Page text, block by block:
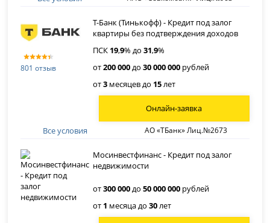
801 отзыв
Т-Банк (Тинькофф) - Кредит под залог
квартиры без подтверждения доходов
ПСК 19,9% до31,9%
от200 000до30 000 000 рублей
от3 месяцев до 15лет
Все условия АО «ТБанк» Лиц.№2673
Онлайн-заявка
Мосинвестфинанс - Кредит под залог
недвижимости
от300 000до50 000 000 рублей
от 1 месяца до30лет